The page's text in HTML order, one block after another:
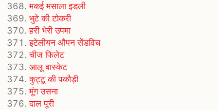
मकई मसाला इडली
भुटे की टोकरी
हरी भेरी उपमा
इटेलीयन औपन सेंडविच
चीज फिलेट
आलू बास्केट
कुट्टू की पकौड़ी
मूंग उसना
दाल पूरी